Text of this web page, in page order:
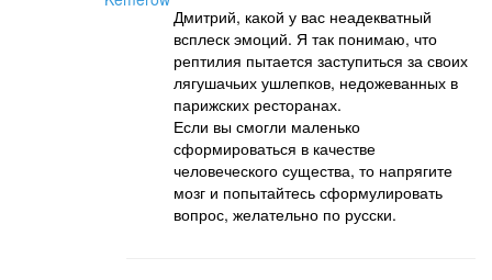
Дмитрий, какой у вас неадекватный
всплеск эмоций. Я так понимаю, что
рептилия пытается заступиться за своих
лягушачьих ушлепков, недожеванных в
парижских ресторанах.
Если вы смогли маленько
сформироваться в качестве
человеческого существа, то напрягите
мозг и попытайтесь сформулировать
вопрос, желательно по русски.